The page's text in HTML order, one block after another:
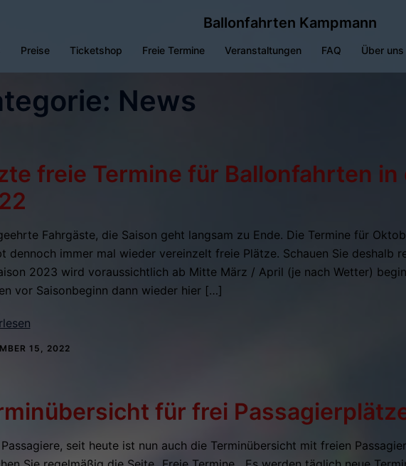
Ballonfahrten Kampmann
Preise Ticketshop Freie Termine Veranstaltungen FAQ Über uns
News
freie Termine für Ballonfahrten in
Fahrgäste, die Saison geht langsam zu Ende. Die Termine für
dennoch immer mal wieder vereinzelt freie Plätze. Schauen Sie deshalb
2023 wird voraussichtlich ab Mitte März / April (je nach Wetter)
vor Saisonbeginn dann wieder hier […]
15, 2022
für frei
seit heute ist nun auch die Terminübersicht mit freien